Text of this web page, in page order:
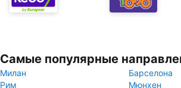
Самые популярные
Милан
Барселона
Рим
Мюнхен